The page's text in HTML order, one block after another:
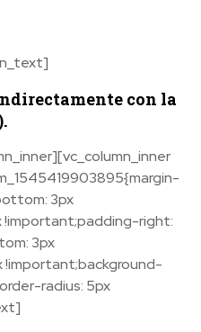
con la
3px
right:
3px
radius: 5px